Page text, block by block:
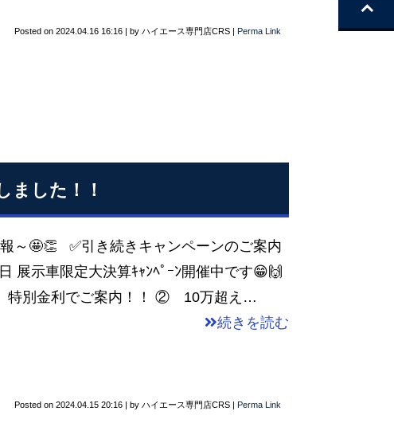
Posted on 2024.04.16 16:16 | by ハイエース専門店CRS | Perma Link
した！！
～🤩👏 ✅引き続きキャンペーンのご案内
展示車限定大決算ｷｬﾝﾍﾟｰﾝ開催中です😁🙌
別金利でご案内！！ ② 10万超え…
続きを読む
Posted on 2024.04.15 20:16 by ハイエース専門店CRS Perma Link